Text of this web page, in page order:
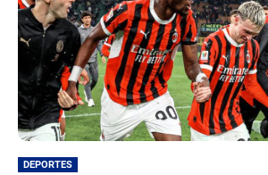
DEPORTES